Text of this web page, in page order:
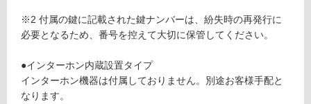
必
要
商
品
※2 付属の鍵に記載された鍵ナンバーは、紛失時の再発行に
必要となるため、番号を控えて大切に保管してください。
●インターホン内蔵設置タイプ
インターホン機器は付属しておりません。別途お客様手配と
なります。